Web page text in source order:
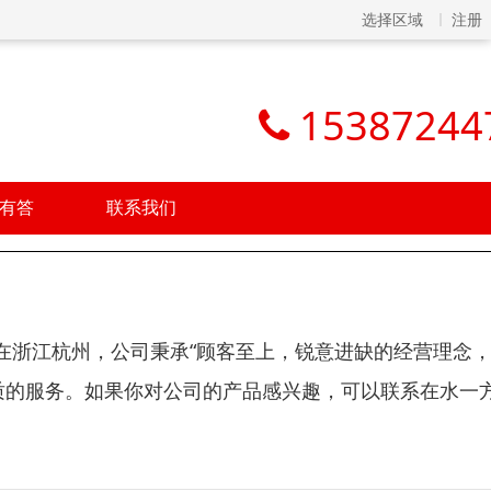
选择区域 注册
答 联系我们
江杭州，公司秉承“顾客至上，锐意进缺的经营理念
服务。如果你对公司的产品感兴趣，可以联系在水一